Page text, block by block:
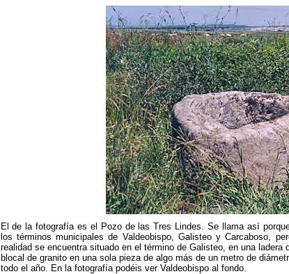
El de la fotografía es el Pozo de las Tres Lindes. Se llama así
los términos municipales de Valdeobispo, Galisteo y Carcaboso,
realidad se encuentra situado en el término de Galisteo, en una
blocal de granito en una sola pieza de algo más de un metro de
todo el año. En la fotografía podéis ver Valdeobispo al fondo.